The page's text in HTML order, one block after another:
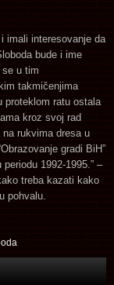
imali interesovanje da
bude i ime
se u tim
takmičenjima
proteklom ratu ostala
kroz svoj rad
rukvima dresa u
gradi BiH”
1992-1995.” –
treba kazati kako
pohvalu.